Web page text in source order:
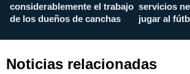
considerablemente el trabajo
de los dueños de canchas
servicios
jugar al
Noticias relacionadas